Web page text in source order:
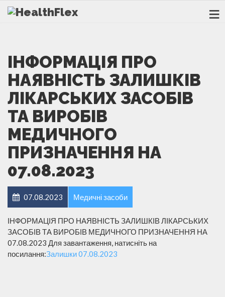
ІНФОРМАЦІЯ ПРО
НАЯВНІСТЬ ЗАЛИШКІВ
ЛІКАРСЬКИХ ЗАСОБІВ
ТА ВИРОБІВ
МЕДИЧНОГО
ПРИЗНАЧЕННЯ НА
07.08.2023
07.08.2023 Медичні засоби
ІНФОРМАЦІЯ ПРО НАЯВНІСТЬ ЗАЛИШКІВ ЛІКАРСЬКИХ
ЗАСОБІВ ТА ВИРОБІВ МЕДИЧНОГО ПРИЗНАЧЕННЯ НА
07.08.2023 Для завантаження, натисніть на
посилання:Залишки 07.08.2023